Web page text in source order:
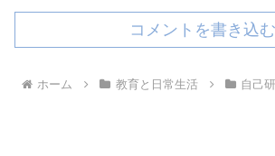
コメントを書き込む
ホーム 教育と日常生活 自己